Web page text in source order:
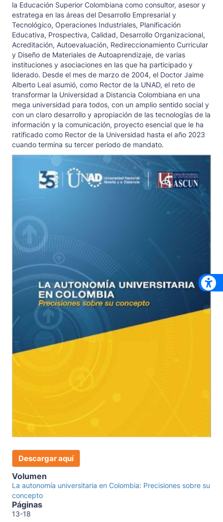
la Educación Superior Colombiana como consultor, asesor y
estratega en las áreas del Desarrollo Empresarial y
Tecnológico, Operaciones Industriales, Planificación
Educativa, Prospectiva, Calidad, Desarrollo Organizacional,
Acreditación, Autoevaluación, Redireccionamiento Curricular
y Diseño de Materiales de Autoaprendizaje, de varias
instituciones y asociaciones en las que ha participado y
liderado. Desde el mes de marzo de 2004, el Doctor Jaime
Alberto Leal asumió, como Rector de la UNAD, el reto de
transformar la Universidad a Distancia Colombiana en una
mega universidad para todos, con un amplio sentido social y
con un claro desarrollo y apropiación de las tecnologías de la
información y la comunicación, proyecto esencial que le ha
ratificado como Rector de la Universidad hasta el año 2023
cuando termina su tercer periodo de mandato.
Descargar aquí
Volumen
La autonomía universitaria en Colombia: Precisiones sobre su
concepto
Páginas
13-18